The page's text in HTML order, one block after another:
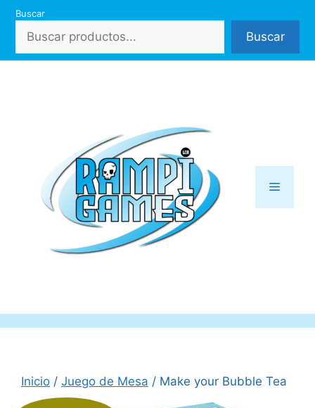
Saltar
contenido
Buscar
Buscar
Menú
Inicio / Juego de Mesa / Make your Bubble Tea